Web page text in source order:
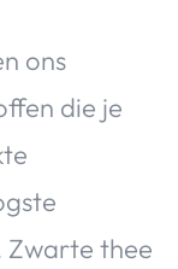
ons
die je
thee